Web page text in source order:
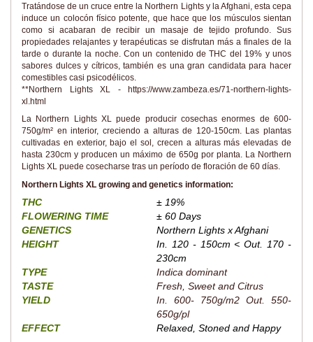
Tratándose de un cruce entre la Northern Lights y la Afghani, esta cepa
induce un colocón físico potente, que hace que los músculos sientan
como si acabaran de recibir un masaje de tejido profundo. Sus
propiedades relajantes y terapéuticas se disfrutan más a finales de la
tarde o durante la noche. Con un contenido de THC del 19% y unos
sabores dulces y cítricos, también es una gran candidata para hacer
comestibles casi psicodélicos.
**Northern Lights XL - https://www.zambeza.es/71-northern-lights-
xl.html
La Northern Lights XL puede producir cosechas enormes de 600-
750g/m² en interior, creciendo a alturas de 120-150cm. Las plantas
cultivadas en exterior, bajo el sol, crecen a alturas más elevadas de
hasta 230cm y producen un máximo de 650g por planta. La Northern
Lights XL puede cosecharse tras un período de floración de 60 días.
Northern Lights XL growing and genetics information:
THC
± 19%
FLOWERING TIME
± 60 Days
GENETICS
Northern Lights x Afghani
HEIGHT
In. 120 - 150cm < Out. 170 -
230cm
TYPE
Indica dominant
TASTE
Fresh, Sweet and Citrus
YIELD
In. 600- 750g/m2 Out. 550-
650g/pl
EFFECT
Relaxed, Stoned and Happy